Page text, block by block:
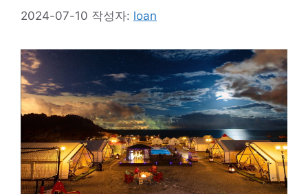
2024-07-10 작성자: loan